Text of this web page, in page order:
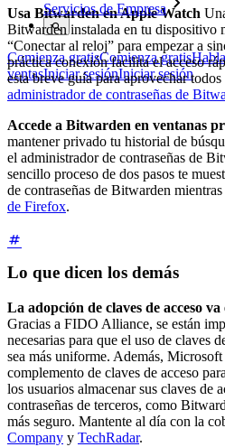
Servicios de Empresa
Comienza gratisComienza gratis
ventasIniciar sesiónIniciar sesión
Usa Bitwarden en Apple Watch
Bitwarden instalada en tu dispositivo
“Conectar al reloj” para empezar a
práctica conexión facilita el acceso
esta breve guía para aprovechar
administrador de contraseñas de
Accede a Bitwarden en ventanas
mantener privado tu historial de
el administrador de contraseñas de
sencillo proceso de dos pasos te
de contraseñas de Bitwarden mientras
de Firefox.
Lo que dicen los demás
La adopción de claves de acceso
Gracias a FIDO Alliance, se están
necesarias para que el uso de claves
sea más uniforme. Además, Microsoft
complemento de claves de acceso
los usuarios almacenar sus claves de
contraseñas de terceros, como
más seguro. Mantente al día con la
Company y TechRadar.